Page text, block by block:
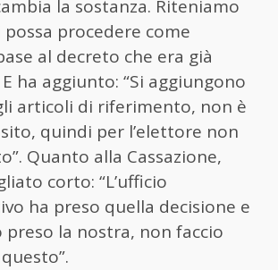
la sostanza. Riteniamo
procedere come
al decreto che era già
ha aggiunto: “Si aggiungono
articoli di riferimento, non è
quindi per l’elettore non
Quanto alla Cassazione,
corto: “L’ufficio
ha preso quella decisione e
preso la nostra, non faccio